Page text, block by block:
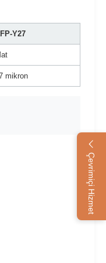
Çevrimiçi Hizmet
Y27
mikron